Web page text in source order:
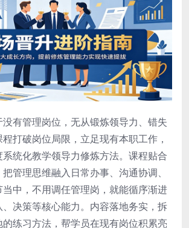
有管理岗位，无从锻炼领导力、错失
打破岗位局限，立足现有本职工作，
统化教学领导力修炼方法。课程贴合
管理思维融入日常办事、沟通协调、
中，不用调任管理岗，就能循序渐进
决策等核心能力。内容落地务实，拆
练习方法，帮学员在现有岗位积累亮